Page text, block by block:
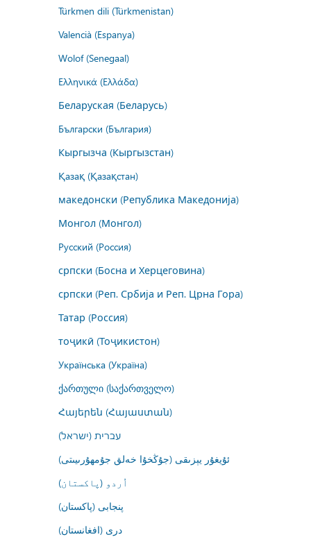
Türkmen dili (Türkmenistan)
Valencià (Espanya)
Wolof (Senegaal)
Ελληνικά (Ελλάδα)
Беларуская (Беларусь)
Български (България)
Кыргызча (Кыргызстан)
Қазақ (Қазақстан)
македонски (Република Македонија)
Монгол (Монгол)
Русский (Россия)
српски (Босна и Херцеговина)
српски (Реп. Србија и Реп. Црна Гора)
Татар (Россия)
тоҷикӣ (Тоҷикистон)
Українська (Україна)
ქართული (საქართველო)
Հայերեն (Հայաստան)
עברית (ישראל)
ئۇيغۇر يېزىقى (جۇڭخۇا خەلق جۇمھۇرىيىتى)
اُردو (پاکستان)
پنجابی (پاکستان)
درى (افغانستان)